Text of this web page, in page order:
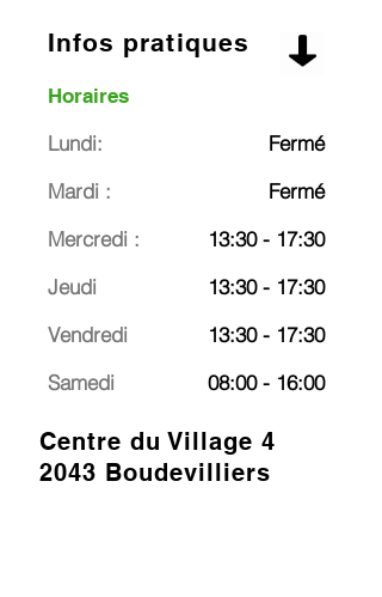
Infos pratiques
Horaires
Lundi:
Mardi :
Mercredi :
Jeudi
Vendredi
Samedi
Fermé
Fermé
13:30 - 17:30
13:30 - 17:30
13:30 - 17:30
08:00 - 16:00
Centre du Village 4
2043 Boudevilliers